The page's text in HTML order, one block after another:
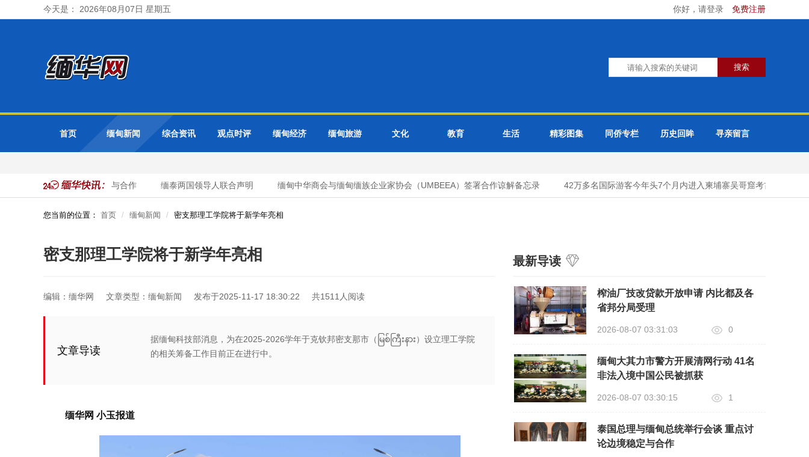
今天是： 2026年08月07日 星期五 你好，请登录 免费注册
首页 缅甸新闻 综合资讯 观点时评 缅甸经济 缅甸旅游 文化 教育 生活 精彩图集 同侨专栏 历史回眸 寻亲留言
行会谈 重点讨论边境稳定与合作 缅泰两国领导人联合声明 缅甸中华商会与缅甸缅族企业家协会（UMBEEA）签署合作谅解备忘录 42万多名国际游客今年头7个月内进入柬埔寨吴哥窟考古公园
您当前的位置： 首页 缅甸新闻 密支那理工学院将于新学年亮相
密支那理工学院将于新学年亮相
编辑：缅华网 文章类型：缅甸新闻 发布于2025-11-17 18:30:22 共1511人阅读
文章导读
据缅甸科技部消息，为在2025-2026学年于克钦邦密支那市（မြစ်ကြီးနား）设立理工学院
的相关筹备工作目前正在进行中。
缅华网 小玉报道
最新导读
榨油厂技改贷款开放申请 内比都及各
省邦分局受理
2026-08-07 03:31:03 0
缅甸大其力市警方开展清网行动 41名
非法入境中国公民被抓获
2026-08-07 03:30:15 1
泰国总理与缅甸总统举行会谈 重点讨
论边境稳定与合作